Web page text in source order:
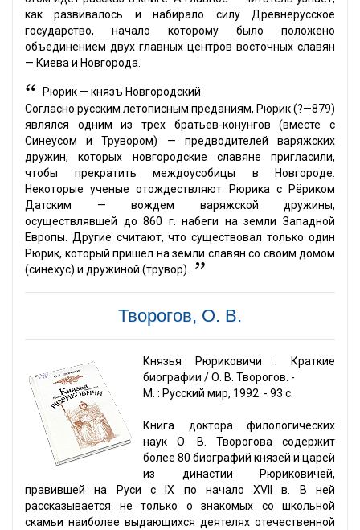
как развивалось и набирало силу Древнерусское
государство, начало которому было положено
объединением двух главных центров восточных славян
— Киева и Новгорода.
“
Рюрик — князъ Новгородский
Согласно русским летописным преданиям, Рюрик (?—879)
являлся одним из трех братьев-конунгов (вместе с
Синеусом и Трувором) — предводителей варяжских
дружин, которых новгородские славяне пригласили,
чтобы прекратить междоусобицы в Новгороде.
Некоторые ученые отождествляют Рюрика с Рёриком
Датским — вождем варяжской дружины,
осуществлявшей до 860 г. набеги на земли Западной
Европы. Другие считают, что существовал только один
Рюрик, который пришел на земли славян со своим домом
(синехус) и дружиной (трувор). ”
Творогов, О. В.
Князья Рюриковичи : Краткие
биографии / О. В. Творогов. -
М. : Русский мир, 1992. - 93 с.
Книга доктора филологических
наук О. В. Творогова содержит
более 80 биографий князей и царей
из династии Рюриковичей,
правившей на Руси с IX по начало XVII в. В ней
рассказывается не только о знакомых со школьной
скамьи наиболее выдающихся деятелях отечественной